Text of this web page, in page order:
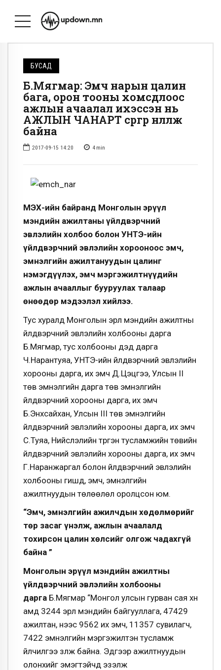
БУСАД
Б.Мягмар: Эмч нарын цалин
бага, орон тооны хомсдлоос
ажлын ачаалал ихэссэн нь
АЖЛЫН ЧАНАРТ сөргөөр нөлөөлж
байна
2017-09-15 14:20 4 min
МҮЭХ-ийн байранд Монголын эрүүл
мэндийн ажилтаны үйлдвэрчний
эвлэлийн холбоо болон УНТЭ-ийн
үйлдвэрчний эвлэлийн хорооноос эмч,
эмнэлгийн ажилтануудын цалинг
нэмэгдүүлэх, эмч мэргэжилтнүүдийн
ажлын ачааллыг бууруулах талаар
өнөөдөр мэдээлэл хийлээ.
Тус хуралд Монголын эрүүл мэндийн ажилтны
үйлдвэрчний эвлэлийн холбооны дарга
Б.Мягмар, тус холбооны дэд дарга
Ч.Нарантуяа, УНТЭ-ийн үйлдвэрчний эвлэлийн
хорооны дарга, их эмч Д.Цэцгээ, Улсын II
төв эмнэлгийн дарга төв эмнэлгийн
үйлдвэрчний хорооны дарга, их эмч
Б.Энхсайхан, Улсын III төв эмнэлгийн
үйлдвэрчний эвлэлийн хорооны дарга, их эмч
С.Туяа, Нийслэлийн түргэн тусламжийн төвийн
үйлдвэрчний эвлэлийн хорооны дарга, их эмч
Г.Наранжаргал болон үйлдвэрчний эвлэлийн
холбооны гишүүд, эмч, эмнэлгийн
ажилтнуудын төлөөлөл оролцсон юм.
“Эмч, эмнэлгийн ажилчдын хөдөлмөрийг
төр засаг үнэлж, ажлын ачаалалд
тохирсон цалин хөлсийг олгож чадахгүй
байна ”
Монголын эрүүл мэндийн ажилтны
үйлдвэрчний эвлэлийн холбооны
дарга Б.Мягмар “Монгол улсын гурван сая хүн
амд 3244 эрүүл мэндийн байгууллага, 47429
ажилтан, үүнээс 9562 их эмч, 11357 сувилагч,
7422 эмнэлгийн мэргэжилтэн тусламж
үйлчилгээ үзүүлж байна. Эдгээр ажилтнуудын
олонхийг эмэгтэйчүүд эзэлж